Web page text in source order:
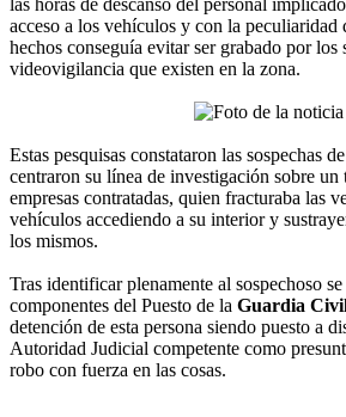
las horas de descanso del personal
acceso a los vehículos y con la peculiaridad
hechos conseguía evitar ser grabado por los
videovigilancia que existen en la zona.
Estas pesquisas constataron las sospechas
centraron su línea de investigación sobre un
empresas contratadas, quien fracturaba las
vehículos accediendo a su interior y
los mismos.
Tras identificar plenamente al sospechoso
componentes del Puesto de la Guardia
detención de esta persona siendo puesto a
Autoridad Judicial competente como
robo con fuerza en las cosas.